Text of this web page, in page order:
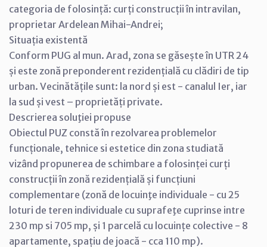
categoria de folosință: curți construcții în intravilan,
proprietar Ardelean Mihai-Andrei;
Situația existentă
Conform PUG al mun. Arad, zona se găsește în UTR 24
și este zonă preponderent rezidențială cu clădiri de tip
urban. Vecinătățile sunt: la nord și est - canalul Ier, iar
la sud și vest – proprietăți private.
Descrierea soluţiei propuse
Obiectul PUZ constă în rezolvarea problemelor
funcționale, tehnice si estetice din zona studiată
vizând propunerea de schimbare a folosinței curți
construcții în zonă rezidențială și funcțiuni
complementare (zonă de locuinţe individuale - cu 25
loturi de teren individuale cu suprafeţe cuprinse intre
230 mp si 705 mp, și 1 parcelă cu locuințe colective - 8
apartamente, spațiu de joacă - cca 110 mp).